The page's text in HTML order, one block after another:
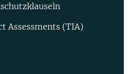
Assessments (TIA)